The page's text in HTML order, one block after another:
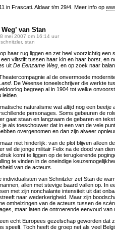
in Frascati. Aldaar t/m 29/4. Meer info op
van Stan
mei 2007 om 16:14 uur
schnitzler, stan
haar rug liggen en zet heel voorzichtig een
viltstift tussen haar kin en haar borst, en
uit De Eenzame Weg , en op zoek naar
al de onvermoede
. De Weense toneelschrijver die werkte
begreep al in 1904 tot welke
naturalisme wat altijd nog een beetje
personages. Soms gebeuren de
gaat staan en langzaam de gebaren en
als toeschouwer dat in een van de vele
overgenomen en dan zijn alweer
niet hinderlijk: van de plot blijven alleen
wil de jonge militair Felix na de dood van
komt te liggen op de terugkerende
te vinden in de oneindige
van de acteurs.
individualisten van Schnitzler zet Stan de
allen met stevige baard vallen op. In
met zijn nonchalante intensiteit uit dat
naar wederkerigheid. Maar zijn
omhelzingen van de acteurs tussen de
maar laten de ontroerende eenvoud van
echt Europees gezelschap geworden dat
speelt. Toch heeft de groep net als veel